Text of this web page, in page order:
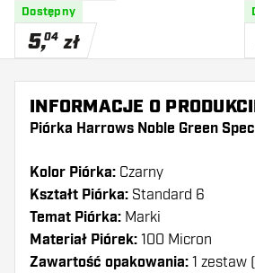
Dostępny
5,04 zł
INFORMACJE O
Piórka Harrows Noble Green
Kolor Piórka: Czarny
Kształt Piórka: Standard 6
Temat Piórka: Marki
Materiał Piórek: 100 Micron
Zawartość opakowania: 1 zestaw